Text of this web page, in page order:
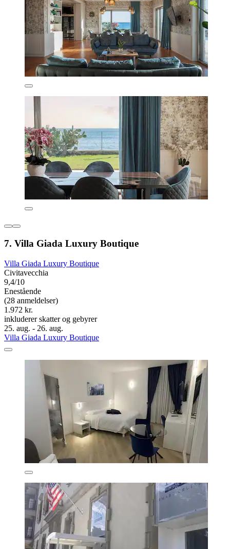
7. Villa Giada Luxury Boutique
Villa Giada Luxury Boutique
Civitavecchia
9,4/10
Enestående
(28 anmeldelser)
1.972 kr.
inkluderer skatter og gebyrer
25. aug. - 26. aug.
Villa Giada Luxury Boutique